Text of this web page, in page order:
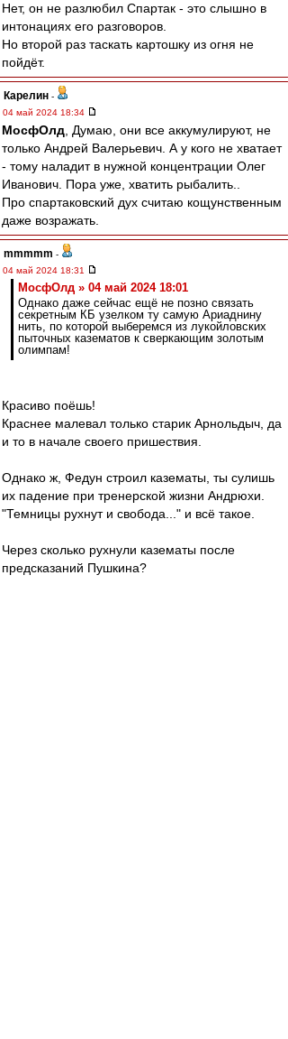
Нет, он не разлюбил Спартак - это слышно в
интонациях его разговоров.
Но второй раз таскать картошку из огня не
пойдёт.
Карелин -
04 май 2024 18:34
МосфОлд , Думаю, они все аккумулируют, не
только Андрей Валерьевич. А у кого не хватает
- тому наладит в нужной концентрации Олег
Иванович. Пора уже, хватить рыбалить..
Про спартаковский дух считаю кощунственным
даже возражать.
mmmmm -
04 май 2024 18:31
МосфОлд » 04 май 2024 18:01
Однако даже сейчас ещё не позно связать
секретным КБ узелком ту самую Ариаднину
нить, по которой выберемся из лукойловских
пыточных казематов к сверкающим золотым
олимпам!
Красиво поёшь!
Краснее малевал только старик Арнольдыч, да
и то в начале своего пришествия.
Однако ж, Федун строил казематы, ты сулишь
их падение при тренерской жизни Андрюхи.
"Темницы рухнут и свобода..." и всё такое.
Через сколько рухнули казематы после
предсказаний Пушкина?